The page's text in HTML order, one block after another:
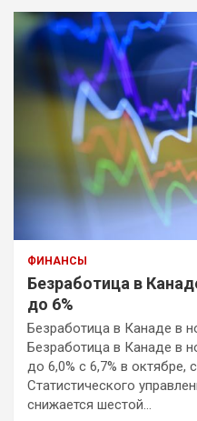
ФИНАНСЫ
Безработица в
до 6%
Безработица в Канаде в
Безработица в Канаде в
до 6,0% с 6,7% в октябре,
Статистического
снижается шестой…